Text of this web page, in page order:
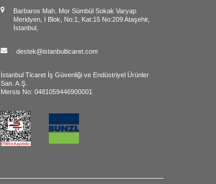
Barbaros Mah. Mor Sümbül Sokak Varyap
Meridyen, I Blok, No:1, Kat:15 No:209 Ataşehir,
İstanbul,
destek@istanbulticaret.com
İstanbul Ticaret İş Güvenliği ve Endüstriyel Ürünler
San. A.Ş.
Mersis No: 0481059446900001